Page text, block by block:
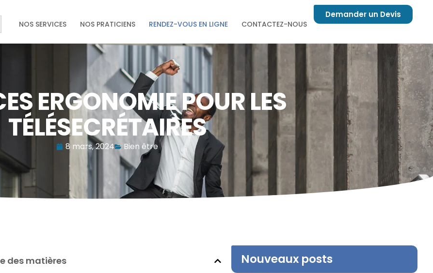
Button
NOS SERVICES NOS PRATICIENS RENDEZ-VOUS EN LIGNE CONTACTEZ-NOUS
Demander un Devis
ERGONOMIE POUR LES
TÉLÉSECRÉTAIRES
8 mars, 2024 Bien être
des matières Nouveaux posts